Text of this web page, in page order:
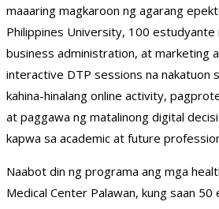
maaaring magkaroon ng agarang
Philippines University, 100 estudyante
business administration, at marketing
interactive DTP sessions na nakatuon
kahina-hinalang online activity,
at paggawa ng matalinong digital
kapwa sa academic at future
Naabot din ng programa ang mga
Medical Center Palawan, kung saan